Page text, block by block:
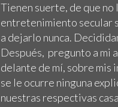
Tienen suerte, de que no
entretenimiento secular
a dejarlo nunca.
Después, pregunto a mi
delante de mí, sobre mis
se le ocurre ninguna
nuestras respectivas